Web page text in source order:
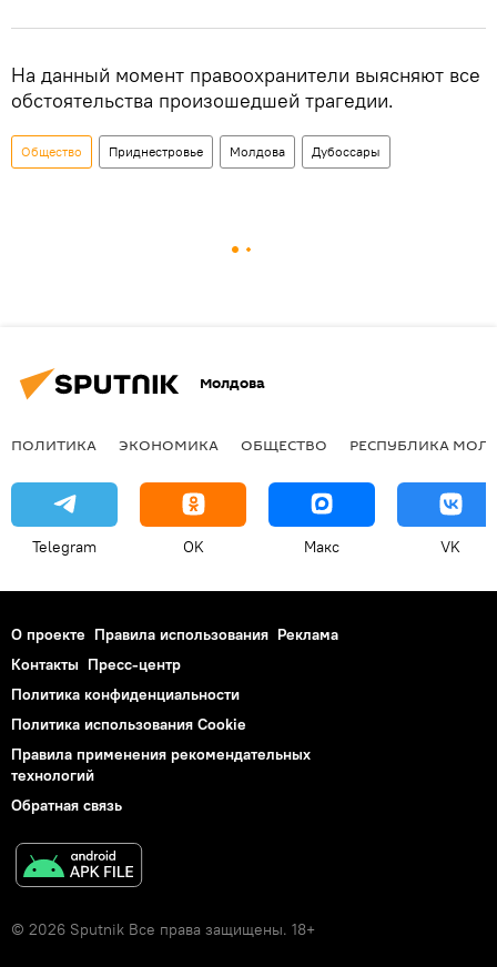
На данный момент правоохранители выясняют все
обстоятельства произошедшей трагедии.
Общество Приднестровье Молдова Дубоссары
Молдова
ПОЛИТИКА ЭКОНОМИКА ОБЩЕСТВО РЕСПУБЛИКА
Telegram OK Макс VK
О проекте Правила использования Реклама
Контакты Пресс-центр
Политика конфиденциальности
Политика использования Cookie
Правила применения рекомендательных
технологий
Обратная связь
© 2026 Sputnik Все права защищены. 18+